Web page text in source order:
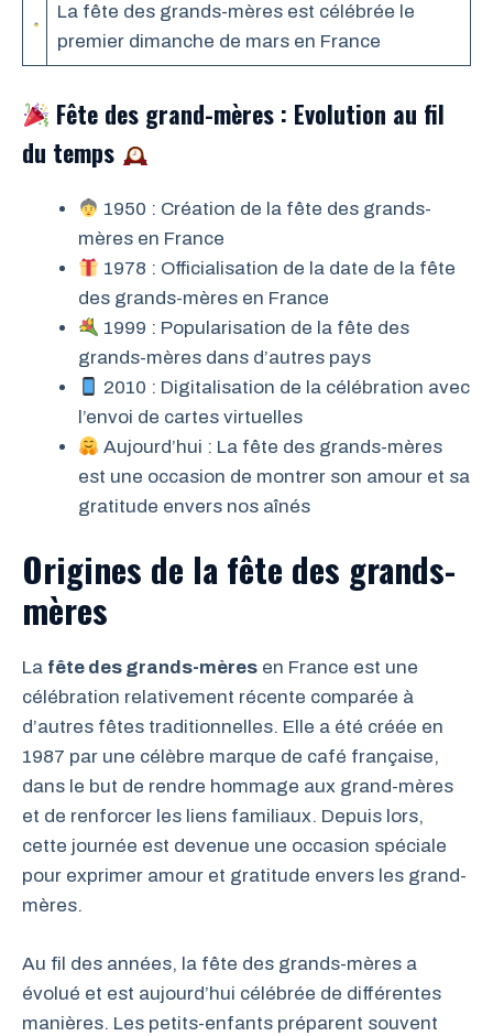
La fête des grands-mères est célébrée le
premier dimanche de mars en France
Fête des grand-mères : Evolution au fil
du temps
1950 : Création de la fête des grands-
mères en France
1978 : Officialisation de la date de la fête
des grands-mères en France
1999 : Popularisation de la fête des
grands-mères dans d’autres pays
2010 : Digitalisation de la célébration avec
l’envoi de cartes virtuelles
Aujourd’hui : La fête des grands-mères
est une occasion de montrer son amour et sa
gratitude envers nos aînés
Origines de la fête des grands-
mères
La fête des grands-mères en France est une
célébration relativement récente comparée à
d’autres fêtes traditionnelles. Elle a été créée en
1987 par une célèbre marque de café française,
dans le but de rendre hommage aux grand-mères
et de renforcer les liens familiaux. Depuis lors,
cette journée est devenue une occasion spéciale
pour exprimer amour et gratitude envers les grand-
mères.
Au fil des années, la fête des grands-mères a
évolué et est aujourd’hui célébrée de différentes
manières. Les petits-enfants préparent souvent